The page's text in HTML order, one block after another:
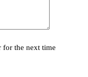
for the next time